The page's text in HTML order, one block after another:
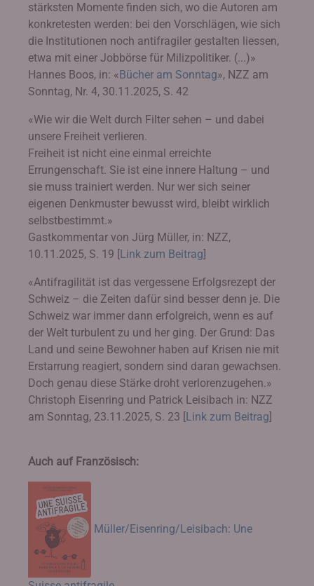
stärksten Momente finden sich, wo die Autoren am
konkretesten werden: bei den Vorschlägen, wie sich
die Institutionen noch antifragiler gestalten liessen,
etwa mit einer Jobbörse für Milizpolitiker. (...)»
Hannes Boos, in: «Bücher am Sonntag», NZZ am
Sonntag, Nr. 4, 30.11.2025, S. 42
«Wie wir die Welt durch Filter sehen – und dabei
unsere Freiheit verlieren.
Freiheit ist nicht eine einmal erreichte
Errungenschaft. Sie ist eine innere Haltung – und
sie muss trainiert werden. Nur wer sich seiner
eigenen Denkmuster bewusst wird, bleibt wirklich
selbstbestimmt.»
Gastkommentar von Jürg Müller, in: NZZ,
10.11.2025, S. 19 [Link zum Beitrag]
«Antifragilität ist das vergessene Erfolgsrezept der
Schweiz – die Zeiten dafür sind besser denn je. Die
Schweiz war immer dann erfolgreich, wenn es auf
der Welt turbulent zu und her ging. Der Grund: Das
Land und seine Bewohner haben auf Krisen nie mit
Erstarrung reagiert, sondern sind daran gewachsen.
Doch genau diese Stärke droht verlorenzugehen.»
Christoph Eisenring und Patrick Leisibach in: NZZ
am Sonntag, 23.11.2025, S. 23 [Link zum Beitrag]
Auch auf Französisch:
Müller/Eisenring/Leisibach: Une